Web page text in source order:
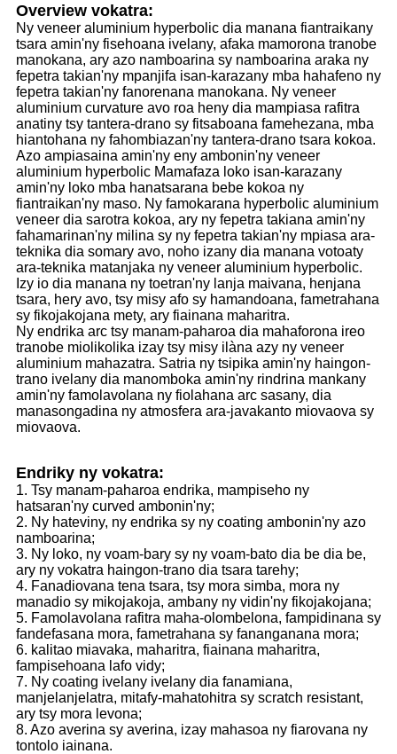
Overview vokatra:
Ny veneer aluminium hyperbolic dia manana fiantraikany
tsara amin'ny fisehoana ivelany, afaka mamorona tranobe
manokana, ary azo namboarina sy namboarina araka ny
fepetra takian'ny mpanjifa isan-karazany mba hahafeno ny
fepetra takian'ny fanorenana manokana. Ny veneer
aluminium curvature avo roa heny dia mampiasa rafitra
anatiny tsy tantera-drano sy fitsaboana famehezana, mba
hiantohana ny fahombiazan'ny tantera-drano tsara kokoa.
Azo ampiasaina amin'ny eny ambonin'ny veneer
aluminium hyperbolic Mamafaza loko isan-karazany
amin'ny loko mba hanatsarana bebe kokoa ny
fiantraikan'ny maso. Ny famokarana hyperbolic aluminium
veneer dia sarotra kokoa, ary ny fepetra takiana amin'ny
fahamarinan'ny milina sy ny fepetra takian'ny mpiasa ara-
teknika dia somary avo, noho izany dia manana votoaty
ara-teknika matanjaka ny veneer aluminium hyperbolic.
Izy io dia manana ny toetran'ny lanja maivana, henjana
tsara, hery avo, tsy misy afo sy hamandoana, fametrahana
sy fikojakojana mety, ary fiainana maharitra.
Ny endrika arc tsy manam-paharoa dia mahaforona ireo
tranobe miolikolika izay tsy misy ilàna azy ny veneer
aluminium mahazatra. Satria ny tsipika amin'ny haingon-
trano ivelany dia manomboka amin'ny rindrina mankany
amin'ny famolavolana ny fiolahana arc sasany, dia
manasongadina ny atmosfera ara-javakanto miovaova sy
miovaova.
Endriky ny vokatra:
1. Tsy manam-paharoa endrika, mampiseho ny
hatsaran'ny curved ambonin'ny;
2. Ny hateviny, ny endrika sy ny coating ambonin'ny azo
namboarina;
3. Ny loko, ny voam-bary sy ny voam-bato dia be dia be,
ary ny vokatra haingon-trano dia tsara tarehy;
4. Fanadiovana tena tsara, tsy mora simba, mora ny
manadio sy mikojakoja, ambany ny vidin'ny fikojakojana;
5. Famolavolana rafitra maha-olombelona, ​​fampidinana sy
fandefasana mora, fametrahana sy fananganana mora;
6. kalitao miavaka, maharitra, fiainana maharitra,
fampisehoana lafo vidy;
7. Ny coating ivelany ivelany dia fanamiana,
manjelanjelatra, mitafy-mahatohitra sy scratch resistant,
ary tsy mora levona;
8. Azo averina sy averina, izay mahasoa ny fiarovana ny
tontolo iainana.